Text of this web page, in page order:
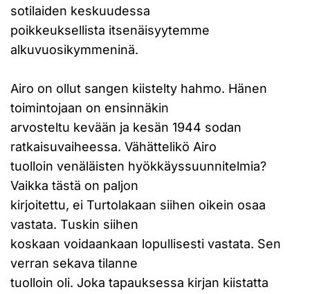
sotilaiden keskuudessa
poikkeuksellista itsenäisyytemme
alkuvuosikymmeninä.
Airo on ollut sangen kiistelty hahmo. Hänen
toimintojaan on ensinnäkin
arvosteltu kevään ja kesän 1944 sodan
ratkaisuvaiheessa. Vähättelikö Airo
tuolloin venäläisten hyökkäyssuunnitelmia?
Vaikka tästä on paljon
kirjoitettu, ei Turtolakaan siihen oikein osaa
vastata. Tuskin siihen
koskaan voidaankaan lopullisesti vastata. Sen
verran sekava tilanne
tuolloin oli. Joka tapauksessa kirjan kiistatta